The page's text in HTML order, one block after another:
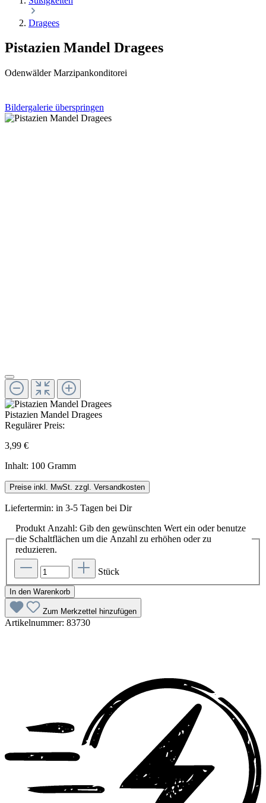
Dragees
Pistazien Mandel Dragees
Odenwälder Marzipankonditorei
Bildergalerie überspringen
Pistazien Mandel Dragees
Regulärer Preis:
3,99 €
Inhalt: 100 Gramm
Preise inkl. MwSt. zzgl. Versandkosten
Liefertermin: in 3-5 Tagen bei Dir
Produkt Anzahl: Gib den gewünschten Wert ein oder benutze
die Schaltflächen um die Anzahl zu erhöhen oder zu
reduzieren.
Stück
In den Warenkorb
Zum Merkzettel hinzufügen
Artikelnummer: 83730